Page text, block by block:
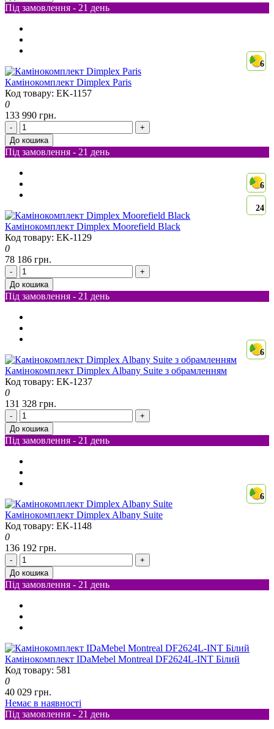
Під замовлення - 21 день
6
Камінокомплект Dimplex Paris
Код товару: EK-1157
0
133 990 грн.
-
+
До кошика
Під замовлення - 21 день
6
24
Камінокомплект Dimplex Moorefield Black
Код товару: EK-1129
0
78 186 грн.
-
+
До кошика
Під замовлення - 21 день
6
Камінокомплект Dimplex Albany Suite з обрамленням
Код товару: EK-1237
0
131 328 грн.
-
+
До кошика
Під замовлення - 21 день
6
Камінокомплект Dimplex Albany Suite
Код товару: EK-1148
0
136 192 грн.
-
+
До кошика
Під замовлення - 21 день
Камінокомплект IDaMebel Montreal DF2624L-INT Білий
Код товару: 581
0
40 029 грн.
Немає в наявності
Під замовлення - 21 день